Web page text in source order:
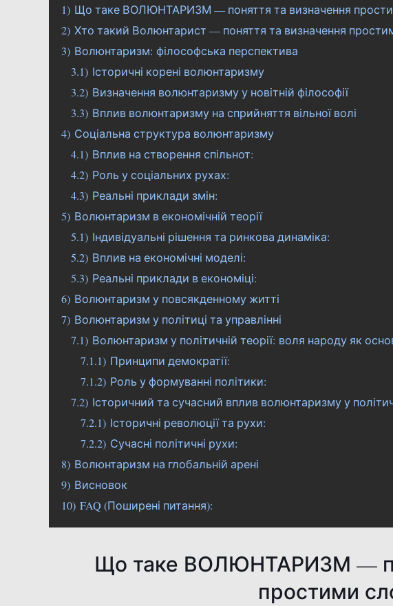
1) Що таке ВОЛЮНТАРИЗМ — поняття та визначення
2) Хто такий Волюнтарист — поняття та визначення
3) Волюнтаризм: філософська перспектива
3.1) Історичні корені волюнтаризму
3.2) Визначення волюнтаризму у новітній філософії
3.3) Вплив волюнтаризму на сприйняття вільної волі
4) Соціальна структура волюнтаризму
4.1) Вплив на створення спільнот:
4.2) Роль у соціальних рухах:
4.3) Реальні приклади змін:
5) Волюнтаризм в економічній теорії
5.1) Індивідуальні рішення та ринкова динаміка:
5.2) Вплив на економічні моделі:
5.3) Реальні приклади в економіці:
6) Волюнтаризм у повсякденному житті
7) Волюнтаризм у політиці та управлінні
7.1) Волюнтаризм у політичній теорії: воля народу як
7.1.1) Принципи демократії:
7.1.2) Роль у формуванні політики:
7.2) Історичний та сучасний вплив волюнтаризму у
7.2.1) Історичні революції та рухи:
7.2.2) Сучасні політичні рухи:
8) Волюнтаризм на глобальній арені
9) Висновок
10) FAQ (Поширені питання):
Що таке ВОЛЮНТАРИЗМ —
простими